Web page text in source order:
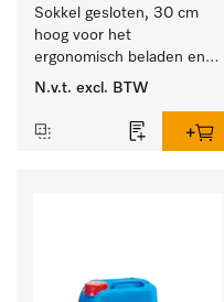
Sokkel gesloten, 30 cm
hoog voor het
ergonomisch beladen en
legen van de wasmachine
N.v.t. excl. BTW